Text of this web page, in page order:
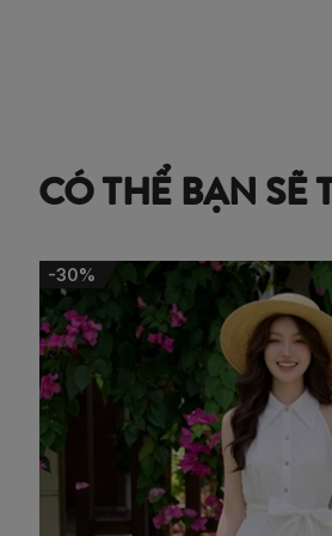
CÓ THỂ BẠN SẼ
-30%